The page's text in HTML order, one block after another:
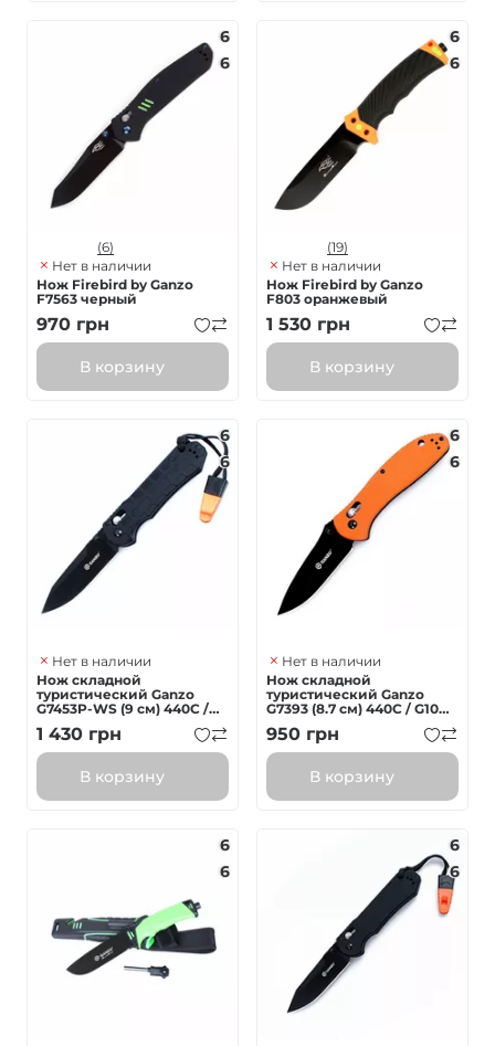
6
6
(6)
Нет в наличии
Нож Firebird by Ganzo
F7563 черный
970 грн
В корзину
6
6
(19)
Нет в наличии
Нож Firebird by Ganzo
F803 оранжевый
1 530 грн
В корзину
6
6
Нет в наличии
Нож складной
туристический Ganzo
G7453P-WS (9 см) 440С /
G10 черный
текстурированный
1 430 грн
В корзину
6
6
Нет в наличии
Нож складной
туристический Ganzo
G7393 (8.7 см) 440C / G10
оранжевый
950 грн
В корзину
6
6
6
6